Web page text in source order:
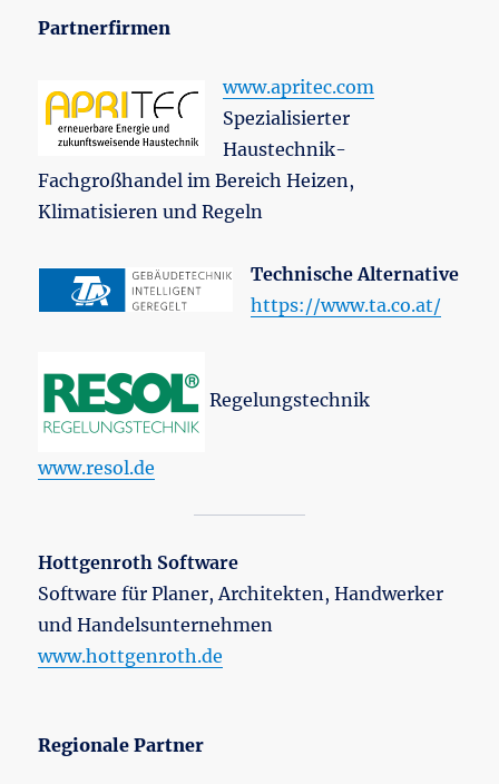
Partnerfirmen
www.apritec.com
Spezialisierter
Haustechnik-
Fachgroßhandel im Bereich Heizen,
Klimatisieren und Regeln
Technische Alternative
https://www.ta.co.at/
Regelungstechnik
www.resol.de
Hottgenroth Software
Software für Planer, Architekten, Handwerker
und Handelsunternehmen
www.hottgenroth.de
Regionale Partner